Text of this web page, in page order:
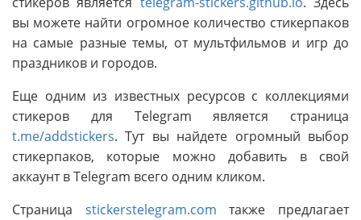
вы можете найти огромное количество стикерпаков
на самые разные темы, от мультфильмов и игр до
праздников и городов.
Еще одним из известных ресурсов с коллекциями
стикеров для Telegram является страница
t.me/addstickers. Тут вы найдете огромный выбор
стикерпаков, которые можно добавить в свой
аккаунт в Telegram всего одним кликом.
Страница stickerstelegram.com также предлагает